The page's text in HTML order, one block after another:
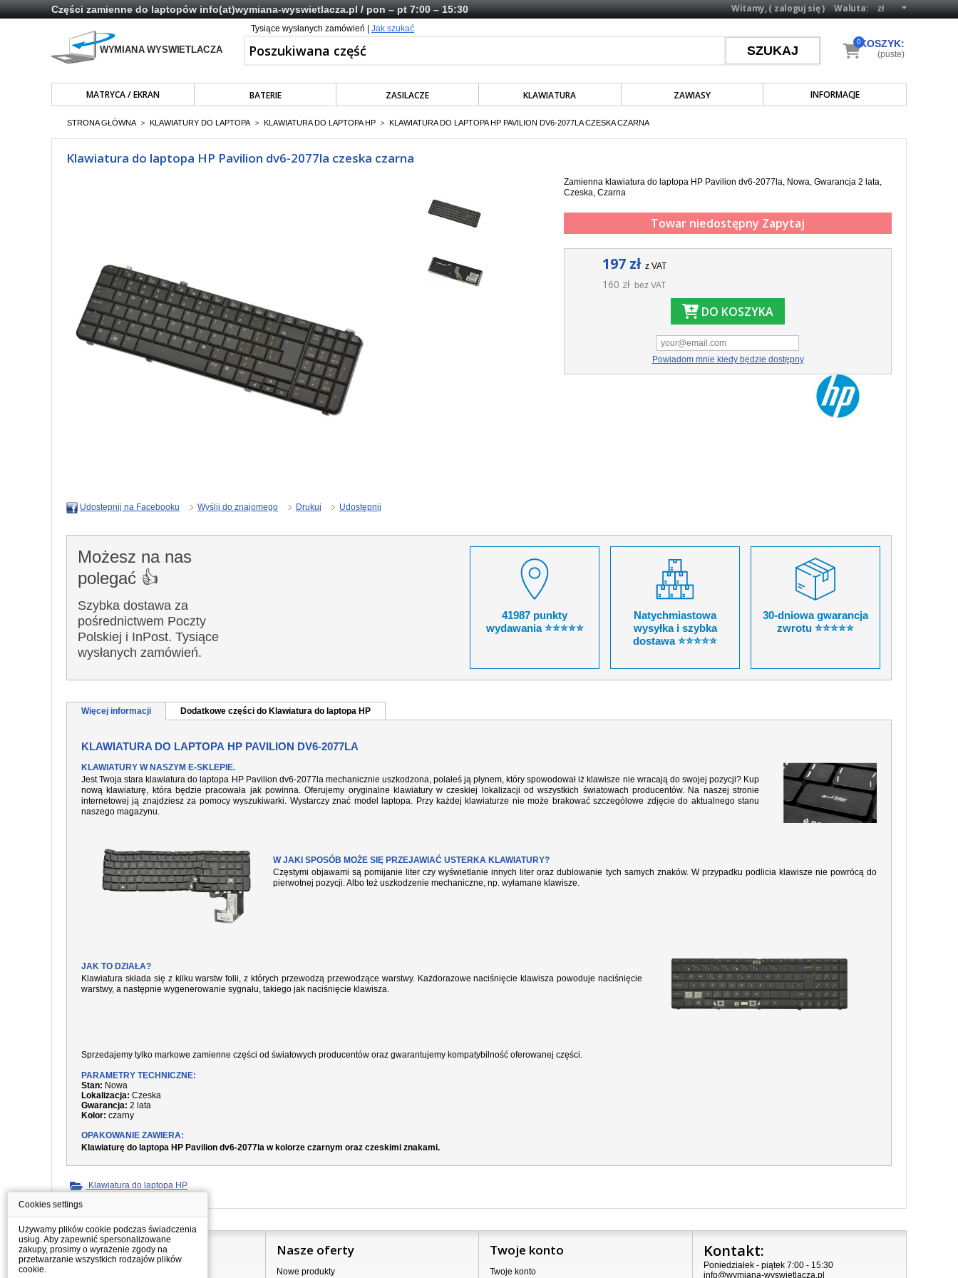
Części zamienne do laptopówinfo(at)wymiana-wyswietlacza.pl/ pon – pt 7:00 – 15:30 Waluta:
Witamy, (zaloguj się)
Tysiące wysłanych zamówień | Jak szukać
MATRYCA / EKRAN BATERIE ZASILACZE KLAWIATURA ZAWIASY INFORMACJE
KOSZYK:
0
(puste)
STRONA GŁÓWNA > KLAWIATURY DO LAPTOPA > KLAWIATURA DO LAPTOPA HP > KLAWIATURA DO LAPTOPA HP PAVILION DV6-2077LA CZESKA CZARNA
Klawiatura do laptopa HP Pavilion dv6-2077la czeska czarna
Zamienna klawiatura do laptopa HP Pavilion dv6-2077la, Nowa, Gwarancja 2 lata,
Czeska, Czarna
Towar niedostępny Zapytaj
197 zł z VAT
160 zł bez VAT
DO KOSZYKA
Powiadom mnie kiedy będzie dostępny
Udostępnij na Facebooku Wyślij do znajomego Drukuj Udostępnij
Możesz na nas
polegać 👍
Szybka dostawa za
pośrednictwem Poczty
Polskiej i InPost. Tysiące
wysłanych zamówień.
41987 punkty
wydawania ⭐⭐⭐⭐⭐
Natychmiastowa
wysyłka i szybka
dostawa ⭐⭐⭐⭐⭐
30-dniowa gwarancja
zwrotu ⭐⭐⭐⭐⭐
Więcej informacji Dodatkowe części do Klawiatura do laptopa HP
KLAWIATURA DO LAPTOPA HP PAVILION DV6-2077LA
KLAWIATURY W NASZYM E-SKLEPIE.
Jest Twoja stara klawiatura do laptopa HP Pavilion dv6-2077la mechanicznie uszkodzona, polałeś ją płynem, który spowodował iż klawisze nie wracają do swojej pozycji? Kup
nową klawiaturę, która będzie pracowała jak powinna. Oferujemy oryginalne klawiatury w czeskiej lokalizacji od wszystkich światowach producentów. Na naszej stronie
internetowej ją znajdziesz za pomocy wyszukiwarki. Wystarczy znać model laptopa. Przy każdej klawiaturze nie może brakować szczególowe zdjęcie do aktualnego stanu
naszego magazynu.
W JAKI SPOSÓB MOŻE SIĘ PRZEJAWIAĆ USTERKA KLAWIATURY?
Częstymi objawami są pomijanie liter czy wyświetlanie innych liter oraz dublowanie tych samych znaków. W przypadku podlicia klawisze nie powrócą do
pierwotnej pozycji. Albo też uszkodzenie mechaniczne, np. wyłamane klawisze.
JAK TO DZIAŁA?
Klawiatura składa się z kilku warstw folii, z których przewodzą przewodzące warstwy. Każdorazowe naciśnięcie klawisza powoduje naciśnięcie
warstwy, a następnie wygenerowanie sygnału, takiego jak naciśnięcie klawisza.
Sprzedajemy tylko markowe zamienne części od światowych producentów oraz gwarantujemy kompatybilność oferowanej części.
PARAMETRY TECHNICZNE:
Stan: Nowa
Lokalizacja: Czeska
Gwarancja: 2 lata
Kolor: czarny
OPAKOWANIE ZAWIERA:
Klawiaturę do laptopa HP Pavilion dv6-2077la w kolorze czarnym oraz czeskimi znakami.
Klawiatura do laptopa HP
Informacje Nasze oferty
Nowe produkty
Twoje konto
Twoje konto
Kontakt:
Poniedziałek - piątek 7:00 - 15:30
info@wymiana-wyswietlacza.pl
Cookies settings
Używamy plików cookie podczas świadczenia
usług. Aby zapewnić spersonalizowane
zakupy, prosimy o wyrażenie zgody na
przetwarzanie wszystkich rodzajów plików
cookie.